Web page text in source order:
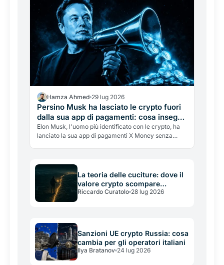
Hamza Ahmed 29 lug 2026
Persino Musk ha lasciato le crypto fuori
dalla sua app di pagamenti: cosa insegna
il lancio di X Money
Elon Musk, l'uomo più identificato con le crypto, ha
lanciato la sua app di pagamenti X Money senza
La teoria delle cuciture: dove il
valore crypto scompare
davvero (e perché non è dove
Riccardo Curatolo 28 lug 2026
Sanzioni UE crypto Russia: cosa
cambia per gli operatori italiani
Ilya Bratanov 24 lug 2026